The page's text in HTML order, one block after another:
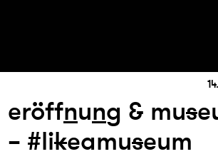
eröffnung & mus
– #likeamuseum